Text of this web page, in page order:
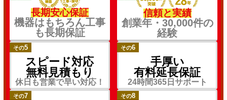
長期安心保証
機器はもちろん工事
も長期保証
信頼と実績
創業年・30,000件の
経験
その5
スピード対応
無料見積もり
休日も営業で早い対応！
その6
手厚い
有料延長保証
24時間365日サポート
その7 その8